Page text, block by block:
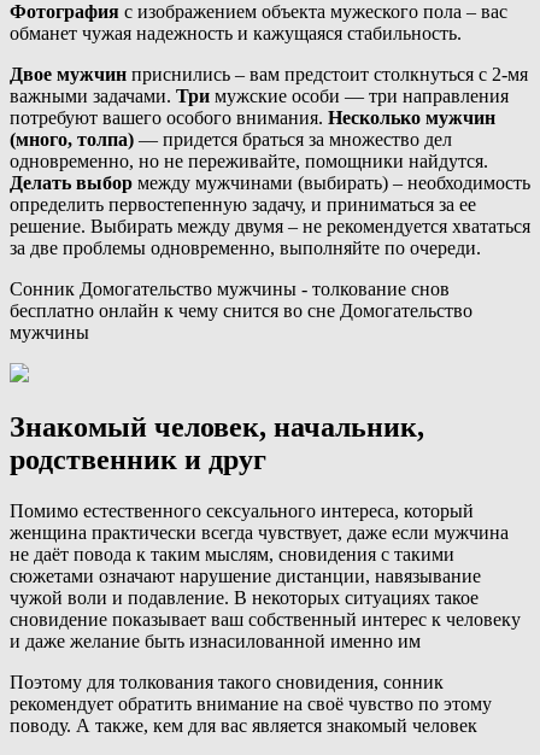
Фотография с изображением объекта мужеского пола – вас
обманет чужая надежность и кажущаяся стабильность.
Двое мужчин приснились – вам предстоит столкнуться с 2-мя
важными задачами. Три мужские особи — три направления
потребуют вашего особого внимания. Несколько мужчин
(много, толпа) — придется браться за множество дел
одновременно, но не переживайте, помощники найдутся.
Делать выбор между мужчинами (выбирать) – необходимость
определить первостепенную задачу, и приниматься за ее
решение. Выбирать между двумя – не рекомендуется хвататься
за две проблемы одновременно, выполняйте по очереди.
Сонник Домогательство мужчины - толкование снов
бесплатно онлайн к чему снится во сне Домогательство
мужчины
Знакомый человек, начальник,
родственник и друг
Помимо естественного сексуального интереса, который
женщина практически всегда чувствует, даже если мужчина
не даёт повода к таким мыслям, сновидения с такими
сюжетами означают нарушение дистанции, навязывание
чужой воли и подавление. В некоторых ситуациях такое
сновидение показывает ваш собственный интерес к человеку
и даже желание быть изнасилованной именно им
Поэтому для толкования такого сновидения, сонник
рекомендует обратить внимание на своё чувство по этому
поводу. А также, кем для вас является знакомый человек